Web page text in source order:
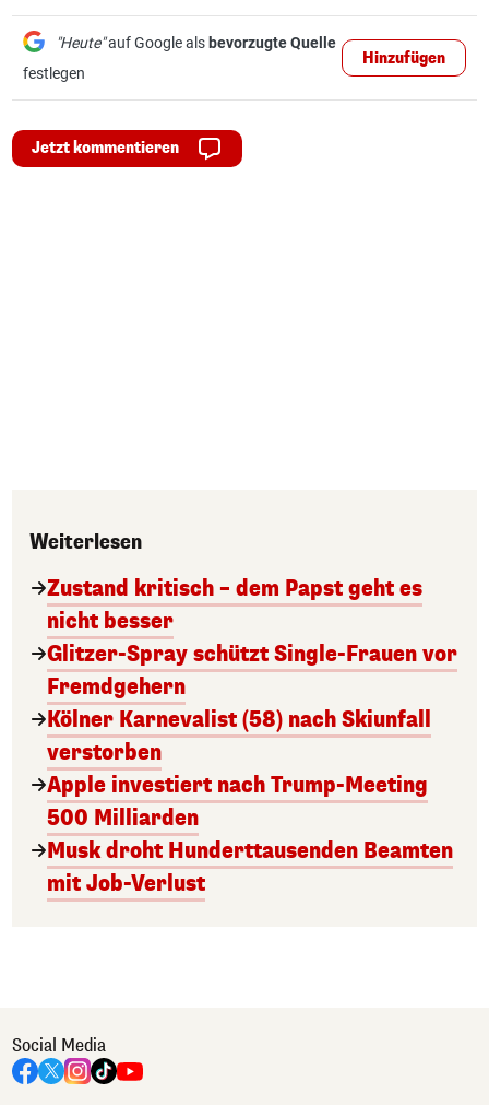
"Heute"auf Google als bevorzugte Quelle
festlegen
Hinzufügen
Jetzt kommentieren
Weiterlesen
Zustand kritisch – dem Papst geht es
nicht besser
Glitzer-Spray schützt Single-Frauen vor
Fremdgehern
Kölner Karnevalist (58) nach Skiunfall
verstorben
Apple investiert nach Trump-Meeting
500 Milliarden
Musk droht Hunderttausenden Beamten
mit Job-Verlust
Social Media